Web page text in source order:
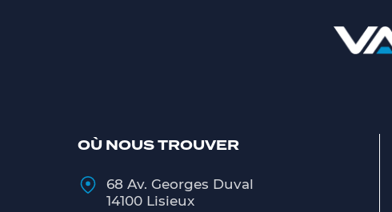
OÙ NOUS TROUVER
68 Av. Georges Duval
14100 Lisieux